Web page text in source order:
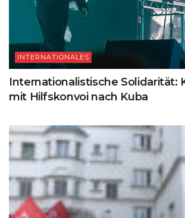
INTERNATIONALES
Internationalistische Solidarität:
mit Hilfskonvoi nach Kuba